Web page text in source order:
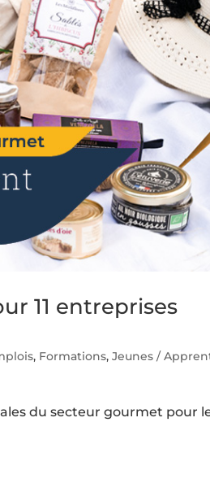
11 entreprises
, Formations,Jeunes /
du secteur gourmet pour